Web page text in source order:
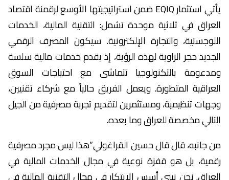
يأتي استثمار EQIQ ضمن استراتيجيتها الأوسع لرقمنة اقتصاد
العراق في ثلاثية موحدة تشمل: التقنية المالية، الخدمات
اللوجستية، والتجارة الإلكترونية. سيكون المصرف الرقمي
الجديد حجر الزاوية لهذه الرؤية، إذ يقدم خدمات مالية سلسة
ومدعومة بالتكنولوجيا تتماشى مع احتياجات السوق
العراقية المتطورة. ويعمل الفريق حالياً مع شركاء تقنيين،
وجهات تنظيمية، ومستثمرين لتقديم تجربة مصرفية من الجيل
التالي مخصصة للعراق وما بعده.
من جانبه، قال قال حسين القراغولي”هذا ليس مجرد مصرفية
رقمية، بل هو قفزة نوعية في مجال الخدمات المالية في